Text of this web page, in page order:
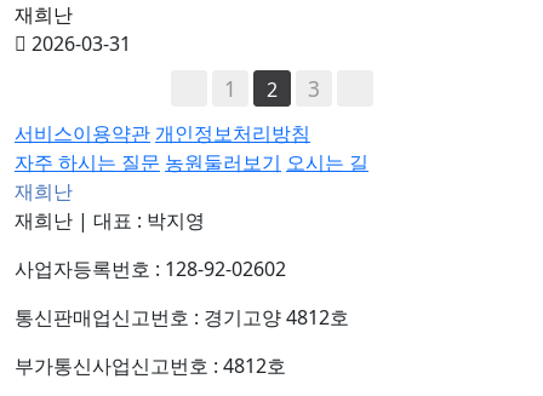
재희난
2026-03-31
1 2 3
서비스이용약관 개인정보처리방침
자주 하시는 질문 농원둘러보기 오시는 길
재희난
재희난 | 대표 : 박지영
사업자등록번호 : 128-92-02602
통신판매업신고번호 : 경기고양 4812호
부가통신사업신고번호 : 4812호